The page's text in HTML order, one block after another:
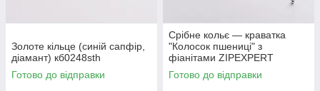
Золоте кільце (синій сапфір,
діамант) кб0248sth
Готово до відправки
Срібне кольє — краватка
"Колосок пшениці" з
фіанітами ZIPEXPERT
Готово до відправки